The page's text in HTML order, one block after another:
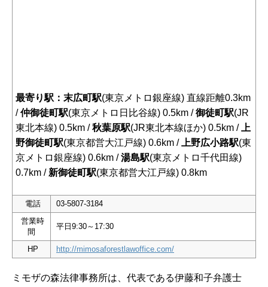
最寄り駅：末広町駅(東京メトロ銀座線) 直線距離0.3km
/仲御徒町駅(東京メトロ日比谷線) 0.5km /御徒町駅(JR
東北本線) 0.5km /秋葉原駅(JR東北本線ほか) 0.5km /
上
野御徒町駅(東京都営大江戸線) 0.6km / 上野広小路駅(東
京メトロ銀座線) 0.6km /湯島駅(東京メトロ千代田線)
0.7km / 新御徒町駅(東京都営大江戸線) 0.8km
電話
03-5807-3184
営業時
間
平日9:30～17:30
HP http://mimosaforestlawoffice.com/
ミモザの森法律事務所は、代表である伊藤和子弁護士